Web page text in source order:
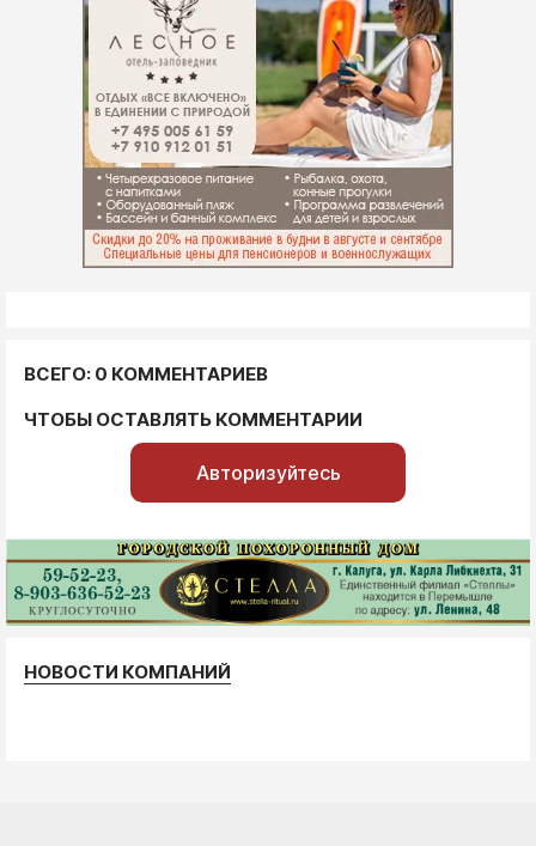
ВСЕГО: 0 КОММЕНТАРИЕВ
ЧТОБЫ ОСТАВЛЯТЬ КОММЕНТАРИИ
Авторизуйтесь
НОВОСТИ КОМПАНИЙ